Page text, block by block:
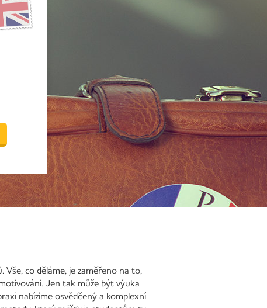
co děláme, je zaměřeno na to,
Jen tak může být výuka
nabízíme osvědčený a komplexní